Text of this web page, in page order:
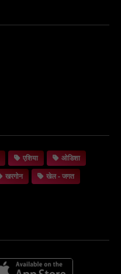
एशिया
ओडिशा
खरगोन
खेल - जगत